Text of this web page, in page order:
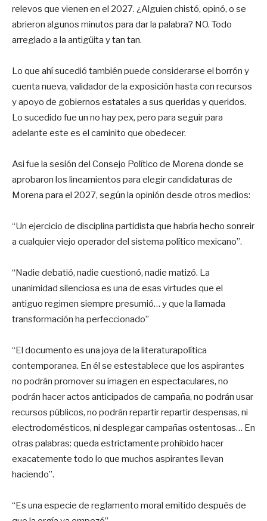
relevos que vienen en el 2027. ¿Alguien chistó, opinó, o se
abrieron algunos minutos para dar la palabra? NO. Todo
arreglado a la antigüita y tan tan.
Lo que ahí sucedió también puede considerarse el borrón y
cuenta nueva, validador de la exposición hasta con recursos
y apoyo de gobiernos estatales a sus queridas y queridos.
Lo sucedido fue un no hay pex, pero para seguir para
adelante este es el caminito que obedecer.
Asi fue la sesión del Consejo Político de Morena donde se
aprobaron los lineamientos para elegir candidaturas de
Morena para el 2027, según la opinión desde otros medios:
“Un ejercicio de disciplina partidista que habría hecho sonreir
a cualquier viejo operador del sistema político mexicano”.
“Nadie debatió, nadie cuestionó, nadie matizó. La
unanimidad silenciosa es una de esas virtudes que el
antiguo regimen siempre presumió… y que la llamada
transformación ha perfeccionado”
“El documento es una joya de la literaturapolítica
contemporanea. En él se estestablece que los aspirantes
no podrán promover su imagen en espectaculares, no
podrán hacer actos anticipados de campaña, no podrán usar
recursos públicos, no podrán repartir repartir despensas, ni
electrodomésticos, ni desplegar campañas ostentosas… En
otras palabras: queda estrictamente prohibido hacer
exacatemente todo lo que muchos aspirantes llevan
haciendo”.
“Es una especie de reglamento moral emitido después de